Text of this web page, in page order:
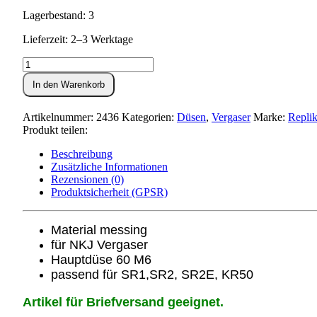
Lagerbestand: 3
Lieferzeit: 2–3 Werktage
Hauptdüse
NKJ
Vergaser
60ér
Menge
In den Warenkorb
Artikelnummer: 2436 Kategorien: Düsen, Vergaser Marke:
Produkt teilen:
Beschreibung
Zusätzliche Informationen
Rezensionen (0)
Produktsicherheit (GPSR)
Material messing
für NKJ Vergaser
Hauptdüse 60 M6
passend für SR1,SR2, SR2E, KR50
Artikel für Briefversand geeignet.